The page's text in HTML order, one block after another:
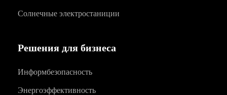
Солнечные электростаниции
Решения для бизнеса
Информбезопасность
Энергоэффективность